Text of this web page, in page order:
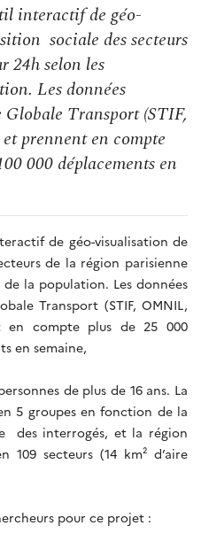
interactif de géo-
sociale des secteurs
24h selon les
Les données
Globale Transport (STIF,
prennent en compte
000 déplacements en
de géo-visualisation de
de la région parisienne
la population. Les données
Transport (STIF, OMNIL,
en compte plus de 25 000
en semaine,
de plus de 16 ans. La
5 groupes en fonction de la
des interrogés, et la région
109 secteurs (14 km² d’aire
pour ce projet :